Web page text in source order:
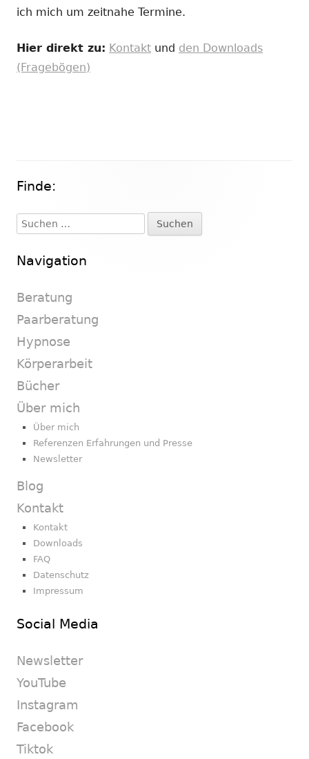
ich mich um zeitnahe Termine.
Hier direkt zu: Kontakt und den Downloads
(Fragebögen)
Haupt-
Seitenleiste
Finde:
Suchen
nach:
Navigation
Beratung
Paarberatung
Hypnose
Körperarbeit
Bücher
Über mich
Über mich
Referenzen Erfahrungen und Presse
Newsletter
Blog
Kontakt
Kontakt
Downloads
FAQ
Datenschutz
Impressum
Social Media
Newsletter
YouTube
Instagram
Facebook
Tiktok